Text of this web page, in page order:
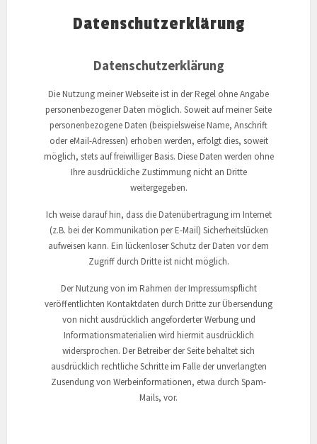
Datenschutzerklärung
Datenschutzerklärung
Die Nutzung meiner Webseite ist in der Regel ohne Angabe
personenbezogener Daten möglich. Soweit auf meiner Seite
personenbezogene Daten (beispielsweise Name, Anschrift
oder eMail-Adressen) erhoben werden, erfolgt dies, soweit
möglich, stets auf freiwilliger Basis. Diese Daten werden ohne
Ihre ausdrückliche Zustimmung nicht an Dritte
weitergegeben.
Ich weise darauf hin, dass die Datenübertragung im Internet
(z.B. bei der Kommunikation per E-Mail) Sicherheitslücken
aufweisen kann. Ein lückenloser Schutz der Daten vor dem
Zugriff durch Dritte ist nicht möglich.
Der Nutzung von im Rahmen der Impressumspflicht
veröffentlichten Kontaktdaten durch Dritte zur Übersendung
von nicht ausdrücklich angeforderter Werbung und
Informationsmaterialien wird hiermit ausdrücklich
widersprochen. Der Betreiber der Seite behaltet sich
ausdrücklich rechtliche Schritte im Falle der unverlangten
Zusendung von Werbeinformationen, etwa durch Spam-
Mails, vor.